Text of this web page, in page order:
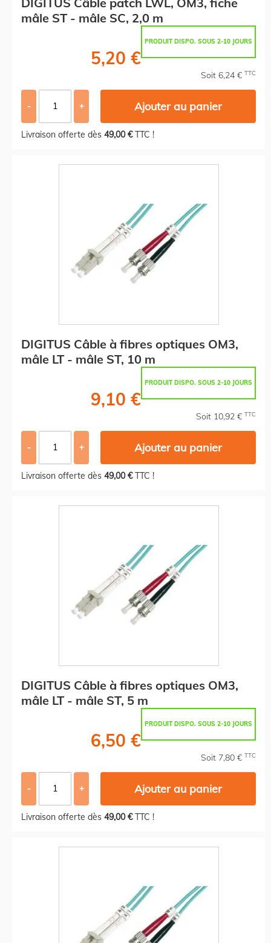
mâle ST - mâle SC, 2,0 m
PRODUIT DISPO. SOUS 2-10 JOURS
5,20 €
Soit 6,24 € TTC
- + Ajouter au panier
Livraison offerte dès 49,00 €TTC !
DIGITUS Câble à fibres optiques OM3,
mâle LT - mâle ST, 10 m
PRODUIT DISPO. SOUS 2-10 JOURS
9,10 €
Soit 10,92 € TTC
- + Ajouter au panier
Livraison offerte dès 49,00 €TTC !
DIGITUS Câble à fibres optiques OM3,
mâle LT - mâle ST, 5 m
PRODUIT DISPO. SOUS 2-10 JOURS
6,50 €
Soit 7,80 € TTC
- + Ajouter au panier
Livraison offerte dès 49,00 €TTC !